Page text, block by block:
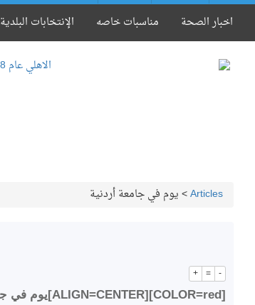
الإنتخابات البلدية مناسبات خاصه اخبار الصحة
Articles
>يوم في جامعة أردنية
+ = -
[COLOR=red][ALIGN=CENTER]يوم في جامعة أردنية[/ALIGN][/COLOR]